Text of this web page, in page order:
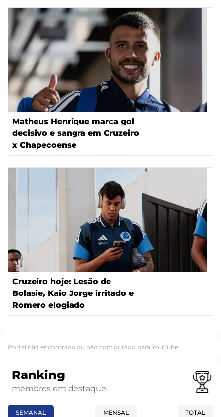
Matheus Henrique marca gol
decisivo e sangra em Cruzeiro
x Chapecoense
Cruzeiro hoje: Lesão de
Bolasie, Kaio Jorge irritado e
Romero elogiado
Portal não encontrado ou não configurado para YouTube.
Ranking
membros em destaque
SEMANAL MENSAL TOTAL